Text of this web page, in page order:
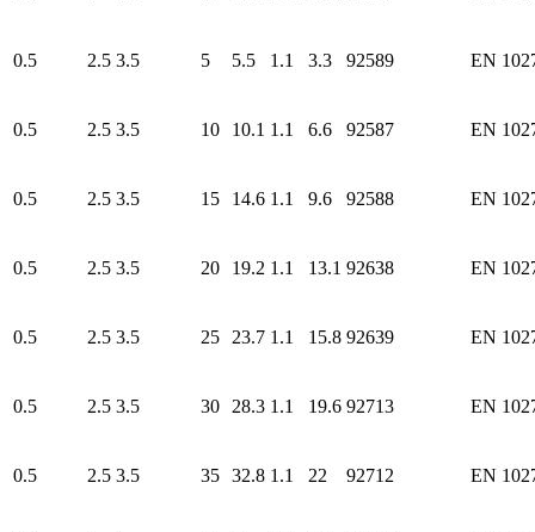
0.5 2.5 3.5 5 5.5 1.1 3.3 92589 EN
0.5 2.5 3.5 10 10.1 1.1 6.6 92587 EN
0.5 2.5 3.5 15 14.6 1.1 9.6 92588 EN
0.5 2.5 3.5 20 19.2 1.1 13.1 92638 EN
0.5 2.5 3.5 25 23.7 1.1 15.8 92639 EN
0.5 2.5 3.5 30 28.3 1.1 19.6 92713 EN
0.5 2.5 3.5 35 32.8 1.1 22 92712 EN